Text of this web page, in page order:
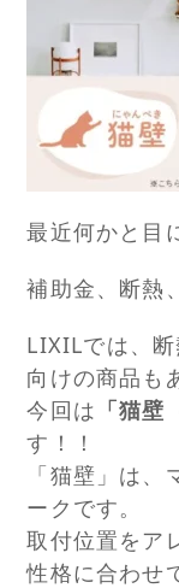
最近何かと目
補助金、断熱
LIXILでは、
向けの商品も
今回は 「猫
す！！
「猫壁」は
ークです。
取付位置をア
性格に合わせ